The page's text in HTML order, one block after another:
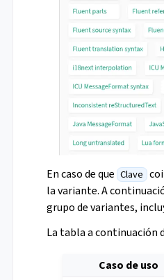
En caso de que Clave
la variante. A
grupo de variantes,
La tabla a continuación
Caso de uso